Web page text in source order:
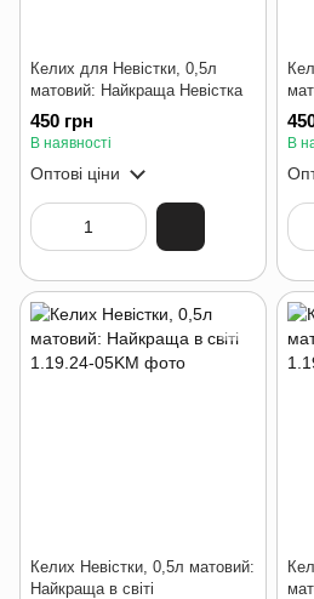
Келих для Невістки, 0,5л
матовий: Найкраща Невістка
450 грн
В наявності
Оптові ціни
В
Келих Невістки, 0,5л матовий:
Найкраща в світі